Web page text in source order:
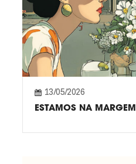
13/05/2026
ESTAMOS NA MARGEM